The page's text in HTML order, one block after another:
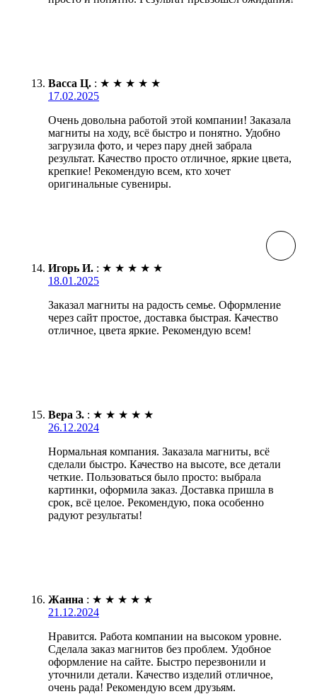
Васса Ц. : ★ ★ ★ ★ ★
17.02.2025
Очень довольна работой этой компании! Заказала
магниты на ходу, всё быстро и понятно. Удобно
загрузила фото, и через пару дней забрала
результат. Качество просто отличное, яркие цвета,
крепкие! Рекомендую всем, кто хочет
оригинальные сувениры.
Игорь И. : ★ ★ ★ ★ ★
18.01.2025
Заказал магниты на радость семье. Оформление
через сайт простое, доставка быстрая. Качество
отличное, цвета яркие. Рекомендую всем!
Вера З. : ★ ★ ★ ★ ★
26.12.2024
Нормальная компания. Заказала магниты, всё
сделали быстро. Качество на высоте, все детали
четкие. Пользоваться было просто: выбрала
картинки, оформила заказ. Доставка пришла в
срок, всё целое. Рекомендую, пока особенно
радуют результаты!
Жанна : ★ ★ ★ ★ ★
21.12.2024
Нравится. Работа компании на высоком уровне.
Сделала заказ магнитов без проблем. Удобное
оформление на сайте. Быстро перезвонили и
уточнили детали. Качество изделий отличное,
очень рада! Рекомендую всем друзьям.